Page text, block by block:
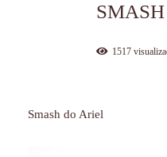
1517
Smash do Ariel